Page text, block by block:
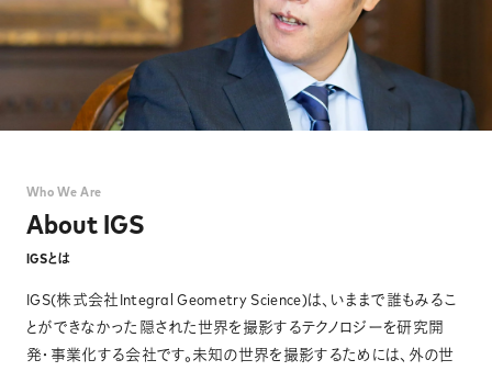
Contact
Who We Are
About IGS
IGSとは
IGS(株式会社Integral Geometry Science)は、いままで誰もみるこ
とができなかった隠された世界を撮影するテクノロジーを研究開
発・事業化する会社です。未知の世界を撮影するためには、外の世